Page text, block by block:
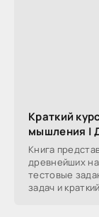
Краткий
мышления |
Книга
древнейших
тестовые
задач и